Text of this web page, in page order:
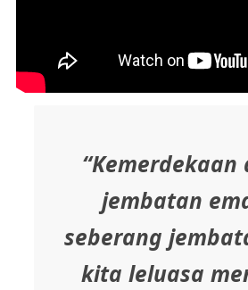
“Kemerdekaan
jembatan
seberang
kita leluasa